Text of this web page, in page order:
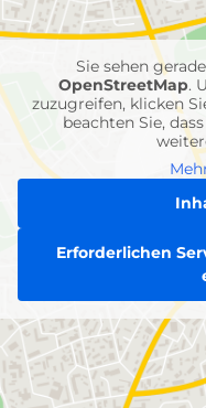
Einheiten
Sie sehen
OpenStreetMap.
zuzugreifen, klicken
beachten Sie,
Erforderlichen